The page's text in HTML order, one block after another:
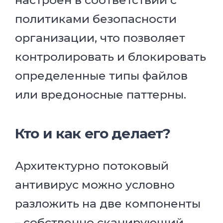
политиками безопасности
организации, что позволяет
контролировать и блокировать
определенные типы файлов
или вредоносные паттерны.
Кто и как его делает?
Архитектурно потоковый
антивирус можно условно
разложить на две компоненты